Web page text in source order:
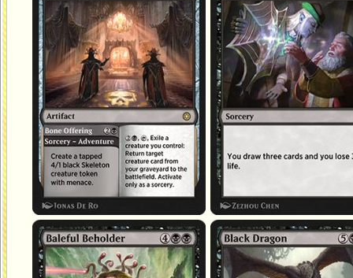
Tyrannœil sinistre Dragon noir